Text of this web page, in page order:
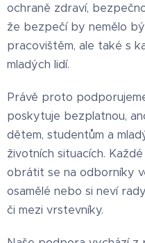
ochraně zdraví,
že bezpečí by nemělo
pracovištěm, ale také s
mladých lidí.
Právě proto
poskytuje bezplatnou,
dětem, studentům a
životních situacích.
obrátit se na odborníky
osamělé nebo si neví
či mezi vrstevníky.